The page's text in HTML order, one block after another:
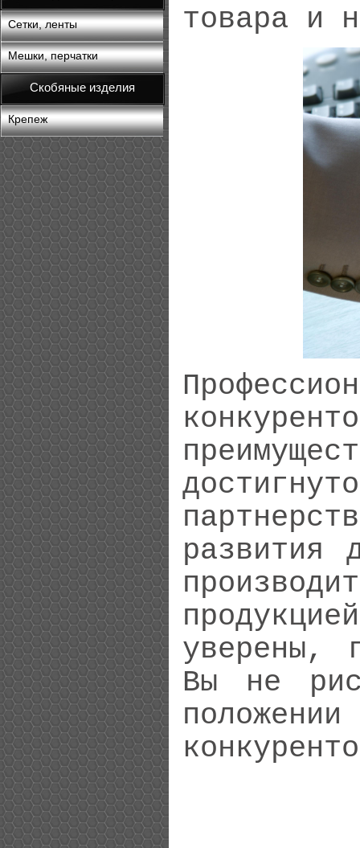
Сетки, ленты
Мешки, перчатки
Скобяные изделия
Крепеж
товара и
развития
уверены,
Вы не